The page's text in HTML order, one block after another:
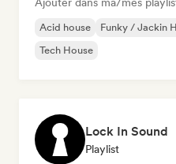
Acid house Funky / Jackin
Tech House
Lock In Sound
Playlist